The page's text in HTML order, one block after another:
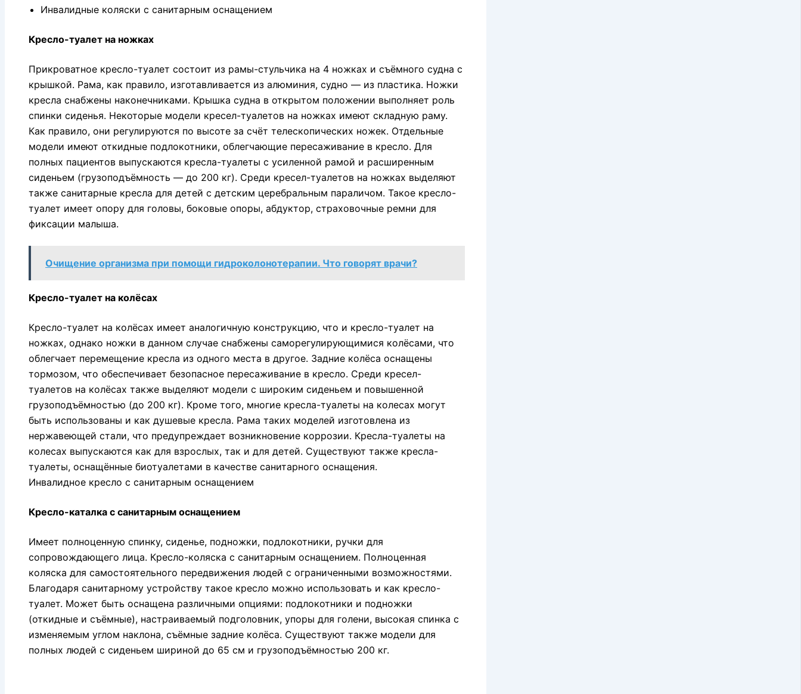
Инвалидные коляски с санитарным оснащением
Кресло-туалет на ножках
Прикроватное кресло-туалет состоит из рамы-стульчика на 4 ножках и съёмного судна с
крышкой. Рама, как правило, изготавливается из алюминия, судно — из пластика. Ножки
кресла снабжены наконечниками. Крышка судна в открытом положении выполняет роль
спинки сиденья. Некоторые модели кресел-туалетов на ножках имеют складную раму.
Как правило, они регулируются по высоте за счёт телескопических ножек. Отдельные
модели имеют откидные подлокотники, облегчающие пересаживание в кресло. Для
полных пациентов выпускаются кресла-туалеты с усиленной рамой и расширенным
сиденьем (грузоподъёмность — до 200 кг). Среди кресел-туалетов на ножках выделяют
также санитарные кресла для детей с детским церебральным параличом. Такое кресло-
туалет имеет опору для головы, боковые опоры, абдуктор, страховочные ремни для
фиксации малыша.
Очищение организма при помощи гидроколонотерапии. Что говорят врачи?
Кресло-туалет на колёсах
Кресло-туалет на колёсах имеет аналогичную конструкцию, что и кресло-туалет на
ножках, однако ножки в данном случае снабжены саморегулирующимися колёсами, что
облегчает перемещение кресла из одного места в другое. Задние колёса оснащены
тормозом, что обеспечивает безопасное пересаживание в кресло. Среди кресел-
туалетов на колёсах также выделяют модели с широким сиденьем и повышенной
грузоподъёмностью (до 200 кг). Кроме того, многие кресла-туалеты на колесах могут
быть использованы и как душевые кресла. Рама таких моделей изготовлена из
нержавеющей стали, что предупреждает возникновение коррозии. Кресла-туалеты на
колесах выпускаются как для взрослых, так и для детей. Существуют также кресла-
туалеты, оснащённые биотуалетами в качестве санитарного оснащения.
Инвалидное кресло с санитарным оснащением
Кресло-каталка с санитарным оснащением
Имеет полноценную спинку, сиденье, подножки, подлокотники, ручки для
сопровождающего лица. Кресло-коляска с санитарным оснащением. Полноценная
коляска для самостоятельного передвижения людей с ограниченными возможностями.
Благодаря санитарному устройству такое кресло можно использовать и как кресло-
туалет. Может быть оснащена различными опциями: подлокотники и подножки
(откидные и съёмные), настраиваемый подголовник, упоры для голени, высокая спинка с
изменяемым углом наклона, съёмные задние колёса. Существуют также модели для
полных людей с сиденьем шириной до 65 см и грузоподъёмностью 200 кг.